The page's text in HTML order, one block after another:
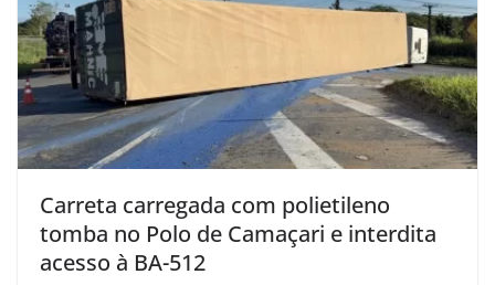
Carreta carregada com polietileno
tomba no Polo de Camaçari e interdita
acesso à BA-512